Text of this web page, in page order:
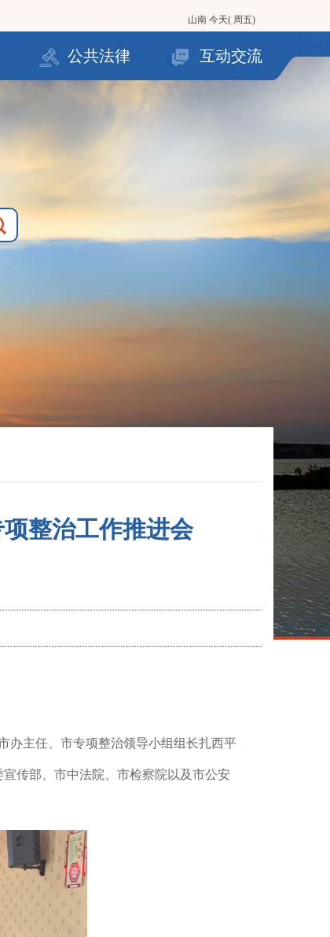
山南 今天( 周五)
公共法律 互动交流
整治工作推进会
办主任、市专项整治领导小组组长扎西平
传部、市中法院、市检察院以及市公安